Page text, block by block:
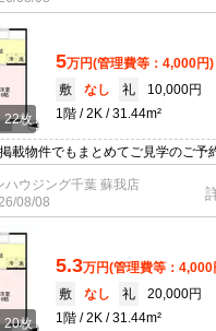
22枚
5万円(管理費等：4,000円)
敷
なし 礼
10,000円
1階
2K 31.44m²
載物件でもまとめてご見学のご予
で効率よくお部屋探しができるよ
！お気軽にお問合せ下さい♪
ハウジング千葉 蘇我店
08/08
20枚
5.3万円(管理費等：4,000
敷
なし 礼
20,000円
1階
2K 31.44m²